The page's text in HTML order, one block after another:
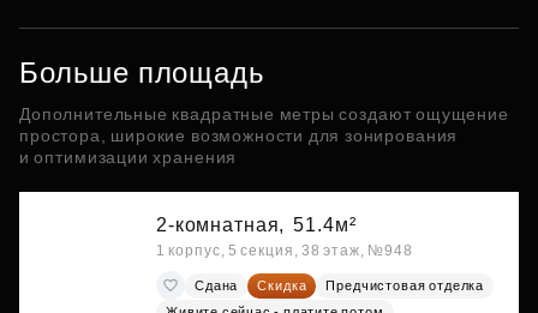
Больше площадь
Дополнительные квадратные метры создают ощущение
простора, широкие возможности для зонирования
и оптимизации хранения
2-комнатная, 51.4м²
1 корпус, 5 секция, 38 этаж, №948
Сдана Скидка
Предчистовая отделка